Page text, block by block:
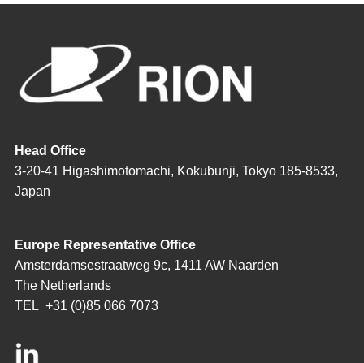
Head Office
3-20-41 Higashimotomachi, Kokubunji, Tokyo 185-8533,
Japan
Europe Representative Office
Amsterdamsestraatweg 9c, 1411 AW Naarden
The Netherlands
TEL +31 (0)85 066 7073